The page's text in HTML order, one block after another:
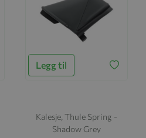
Legg til
Kalesje, Thule Spring -
Shadow Grey